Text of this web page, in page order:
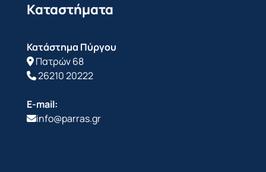
Καταστήματα
Κατάστημα Πύργου
Πατρών 68
26210 20222
E-mail:
info@parras.gr